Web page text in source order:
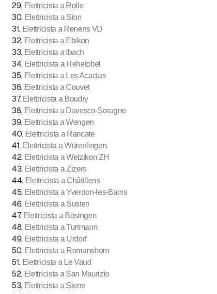
29. Elettricista a Rolle
30. Elettricista a Sion
31. Elettricista a Renens VD
32. Elettricista a Ebikon
33. Elettricista a Ibach
34. Elettricista a Rehetobel
35. Elettricista a Les Acacias
36. Elettricista a Couvet
37. Elettricista a Boudry
38. Elettricista a Davesco-Soragno
39. Elettricista a Wengen
40. Elettricista a Rancate
41. Elettricista a Würenlingen
42. Elettricista a Wetzikon ZH
43. Elettricista a Zizers
44. Elettricista a Châtillens
45. Elettricista a Yverdon-les-Bains
46. Elettricista a Susten
47. Elettricista a Bösingen
48. Elettricista a Turtmann
49. Elettricista a Urdorf
50. Elettricista a Romanshorn
51. Elettricista a Le Vaud
52. Elettricista a San Maurizio
53. Elettricista a Sierre